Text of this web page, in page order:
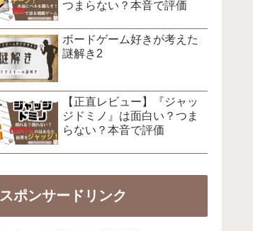
つまらない？本音で評価
ボードゲーム好きが考えた
謎解き2
【正直レビュー】『ジャッ
ジドミノ』は面白い？つま
らない？本音で評価
スポンサードリンク